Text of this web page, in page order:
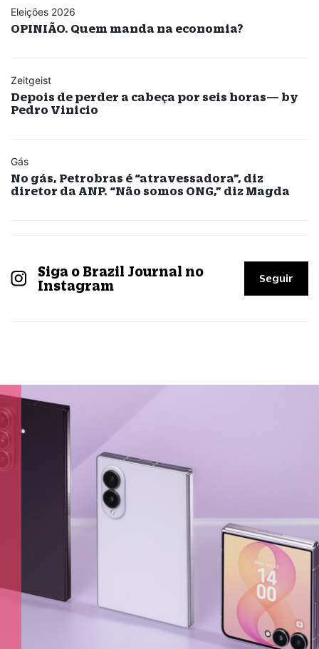
Eleições 2026
OPINIÃO. Quem manda na economia?
Zeitgeist
Depois de perder a cabeça por seis horas— by
Pedro Vinicio
Gás
No gás, Petrobras é “atravessadora”, diz
diretor da ANP. “Não somos ONG,” diz Magda
Siga o Brazil Journal no
Instagram
Seguir